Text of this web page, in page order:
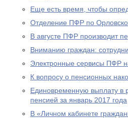
Еще есть время, чтобы
Отделение ПФР по
В августе ПФР производит
Вниманию граждан:
Электронные сервисы ПФР
К вопросу о пенсионных
Единовременную выплату в
пенсией за январь 2017 года
В «Личном кабинете